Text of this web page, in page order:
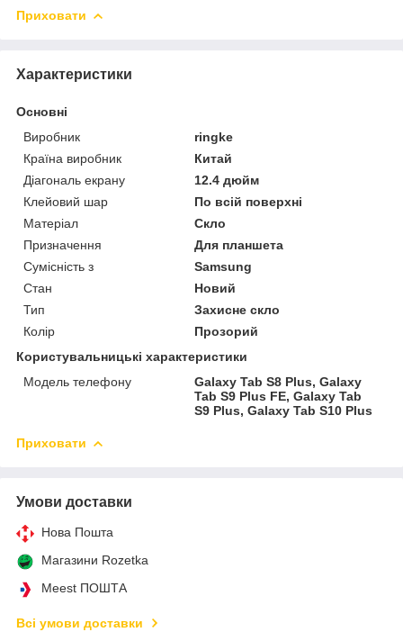
Приховати
Характеристики
Основні
Виробник
ringke
Країна виробник
Китай
Діагональ екрану
12.4 дюйм
Клейовий шар
По всій поверхні
Матеріал
Скло
Призначення
Для планшета
Сумісність з
Samsung
Стан
Новий
Тип
Захисне скло
Колір
Прозорий
Користувальницькі характеристики
Модель телефону
Galaxy Tab S8 Plus, Galaxy
Tab S9 Plus FE, Galaxy Tab
S9 Plus, Galaxy Tab S10 Plus
Приховати
Умови доставки
Нова Пошта
Магазини Rozetka
Meest ПОШТА
Всі умови доставки